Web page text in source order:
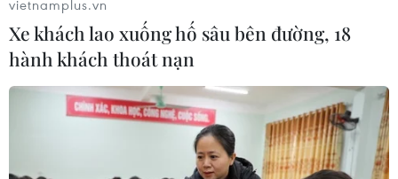
Các thương hiệu xe cao cấp của Đức
trong cuộc khủng hoảng lợi nhuận
04/08/2026 23:03
vietnamplus.vn
Xe khách lao xuống hố sâu bên đường, 18
hành khách thoát nạn